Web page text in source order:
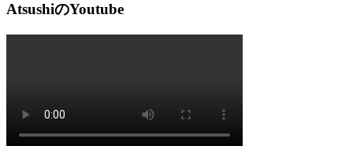
AtsushiのYoutube